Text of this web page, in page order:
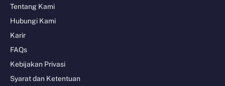
Tentang Kami
Hubungi Kami
Karir
FAQs
Kebijakan Privasi
Syarat dan Ketentuan